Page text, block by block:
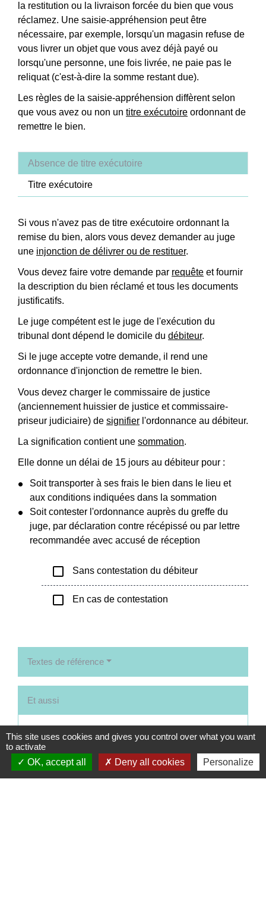
la restitution ou la livraison forcée du bien que vous
réclamez. Une saisie-appréhension peut être
nécessaire, par exemple, lorsqu'un magasin refuse de
vous livrer un objet que vous avez déjà payé ou
lorsqu'une personne, une fois livrée, ne paie pas le
reliquat (c'est-à-dire la somme restant due).
Les règles de la saisie-appréhension diffèrent selon
que vous avez ou non un titre exécutoire ordonnant de
remettre le bien.
Absence de titre exécutoire
Titre exécutoire
Si vous n'avez pas de titre exécutoire ordonnant la
remise du bien, alors vous devez demander au juge
une injonction de délivrer ou de restituer.
Vous devez faire votre demande par requête et fournir
la description du bien réclamé et tous les documents
justificatifs.
Le juge compétent est le juge de l'exécution du
tribunal dont dépend le domicile du débiteur.
Si le juge accepte votre demande, il rend une
ordonnance d'injonction de remettre le bien.
Vous devez charger le commissaire de justice
(anciennement huissier de justice et commissaire-
priseur judiciaire) de signifier l'ordonnance au débiteur.
La signification contient une sommation.
Elle donne un délai de 15 jours au débiteur pour :
Soit transporter à ses frais le bien dans le lieu et
aux conditions indiquées dans la sommation
Soit contester l'ordonnance auprès du greffe du
juge, par déclaration contre récépissé ou par lettre
recommandée avec accusé de réception
check_box_outline_blank Sans contestation du débiteur
check_box_outline_blank En cas de contestation
Textes de référence
Et aussi
Justice
Signaler une erreur sur cette page
This site uses cookies and gives you control over what you want
to activate
OK, accept all
Deny all cookies Personalize